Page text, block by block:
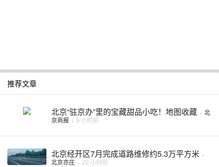
推荐文章
北京“驻京办”里的宝藏甜品小吃！地图收藏 · 北
京商报 · 9 小时前
北京经开区7月完成道路维修约5.3万平方米 ·
北京亦庄 · 22 小时前